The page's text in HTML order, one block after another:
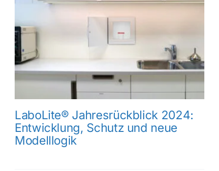
LaboLite® Jahresrückblick 2024:
Entwicklung, Schutz und neue
Modelllogik